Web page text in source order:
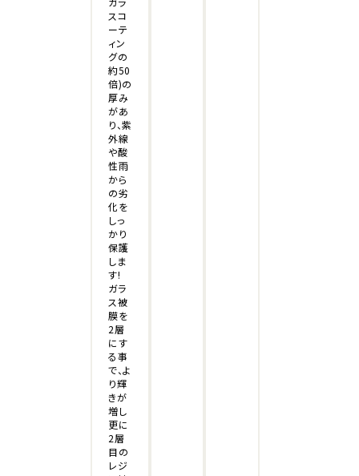
スコ
ーテ
ィン
グの
約50
倍)の
厚み
があ
り、紫
外線
や酸
性雨
から
の劣
化を
しっ
かり
保護
しま
す!
ガラ
ス被
膜を
2層
にす
る事
で、よ
り輝
きが
増し
更に
2層
目の
レジ